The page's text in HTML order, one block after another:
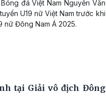
đá Việt Nam Nguyễn Văn
U19 nữ Việt Nam trước khi
nữ Đông Nam Á 2025.
tại Giải vô địch Đông